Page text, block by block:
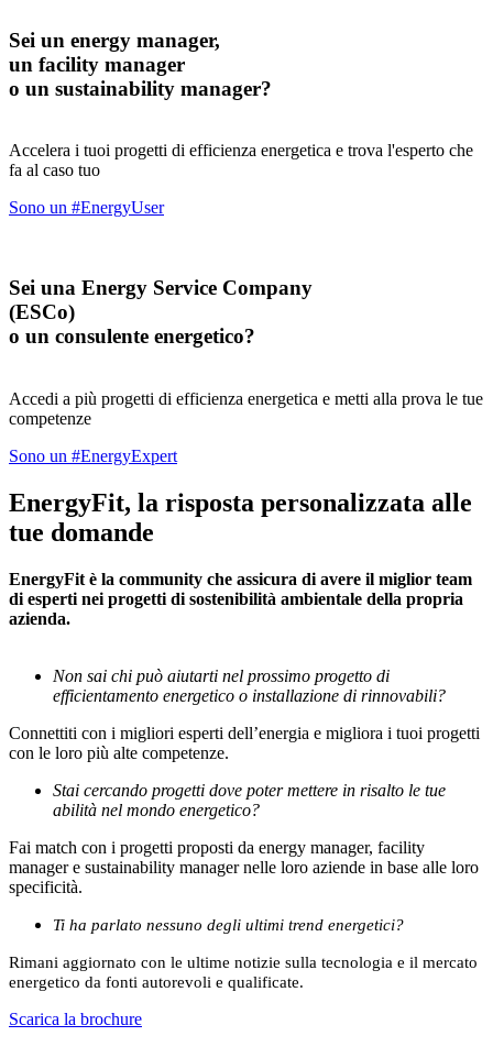
Sei un energy manager,
un facility manager
o un sustainability manager?
Accelera i tuoi progetti di efficienza energetica e trova l'esperto che
fa al caso tuo
Sono un #EnergyUser
Sei una Energy Service Company
(ESCo)
o un consulente energetico?
Accedi a più progetti di efficienza energetica e metti alla prova le tue
competenze
Sono un #EnergyExpert
EnergyFit, la risposta personalizzata alle
tue domande
EnergyFit è la community che assicura di avere il miglior team
di esperti nei progetti di sostenibilità ambientale della propria
azienda.
Non sai chi può aiutarti nel prossimo progetto di
efficientamento energetico o installazione di rinnovabili?
Connettiti con i migliori esperti dell’energia e migliora i tuoi progetti
con le loro più alte competenze.
Stai cercando progetti dove poter mettere in risalto le tue
abilità nel mondo energetico?
Fai match con i progetti proposti da energy manager, facility
manager e sustainability manager nelle loro aziende in base alle loro
specificità.
Ti ha parlato nessuno degli ultimi trend energetici?
Rimani aggiornato con le ultime notizie sulla tecnologia e il mercato
energetico da fonti autorevoli e qualificate.
Scarica la brochure